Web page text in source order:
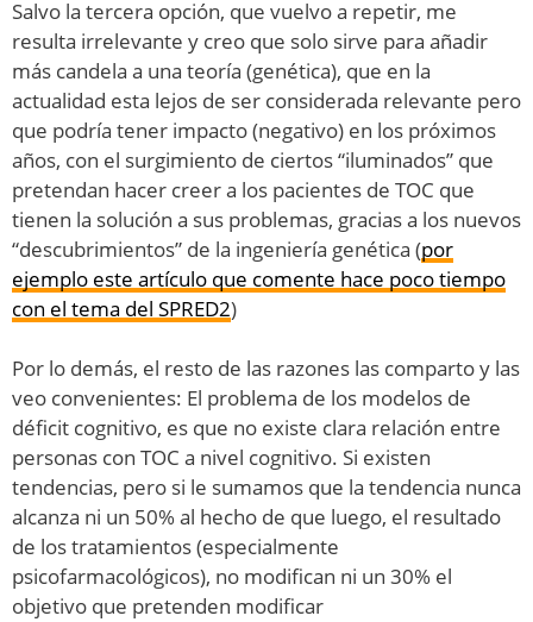
Salvo la tercera opción, que vuelvo a repetir, me
resulta irrelevante y creo que solo sirve para añadir
más candela a una teoría (genética), que en la
actualidad esta lejos de ser considerada relevante pero
que podría tener impacto (negativo) en los próximos
años, con el surgimiento de ciertos “iluminados” que
pretendan hacer creer a los pacientes de TOC que
tienen la solución a sus problemas, gracias a los nuevos
“descubrimientos” de la ingeniería genética (por
ejemplo este artículo que comente hace poco tiempo
con el tema del SPRED2)
Por lo demás, el resto de las razones las comparto y las
veo convenientes: El problema de los modelos de
déficit cognitivo, es que no existe clara relación entre
personas con TOC a nivel cognitivo. Si existen
tendencias, pero si le sumamos que la tendencia nunca
alcanza ni un 50% al hecho de que luego, el resultado
de los tratamientos (especialmente
psicofarmacológicos), no modifican ni un 30% el
objetivo que pretenden modificar